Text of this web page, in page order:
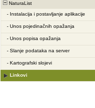
NaturaList
- Instalacija i postavljanje aplikacije
- Unos pojedinačnih opažanja
- Unos popisa opažanja
- Slanje podataka na server
- Kartografski slojevi
Linkovi